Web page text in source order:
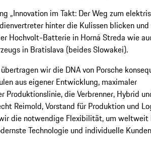
„Innovation im Takt: Der Weg zum
hinter die Kulissen blicken
Hochvolt-Batterie in Horná Streda wie
in Bratislava (beides Slowakei).
wir die DNA von Porsche
aus eigener Entwicklung, maximaler
Produktionslinie, die Verbrenner, Hybrid
Reimold, Vorstand für Produktion und
wir die notwendige Flexibilität, um weltweit
Technologie und individuelle